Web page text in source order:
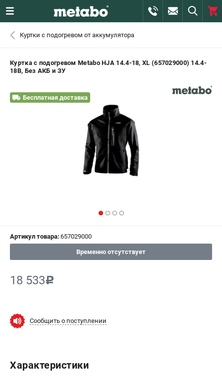
СРАВНЕНИЕ ( 0 )
ВХОД ИЛИ РЕГИСТРАЦИЯ
ЗАКАЗАТЬ ЗАПЧАСТЬ
+7 (911) 360-06-14 | +7 (8112) 59-10-67
САНКТ-ПЕТЕРБУРГ
0 ₽
Куртки с подогревом от аккумулятора
Куртка с подогревом Metabo HJA 14.4-18, XL (657029000) 14.4-
18В, Без АКБ и ЗУ
Бесплатная доставка
Артикул товара: 657029000
Временно отсутствует
18 533c
Сообщить о поступлении
Характеристики